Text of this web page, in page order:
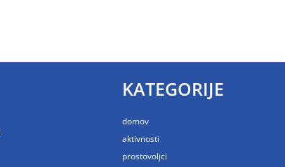
KATEGORIJE
domov
aktivnosti
prostovoljci